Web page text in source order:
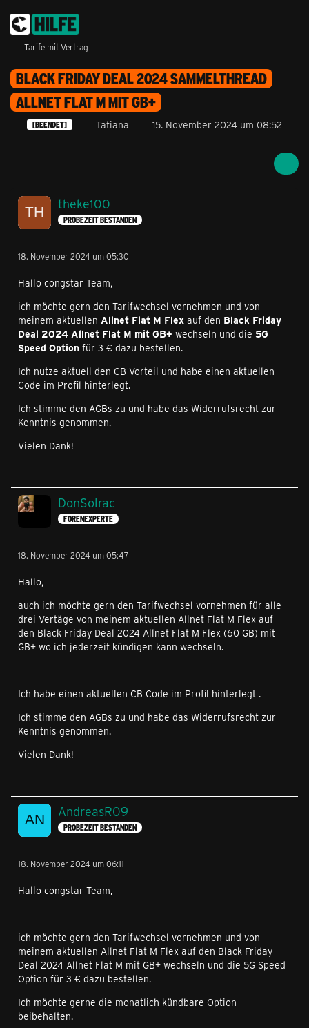
Tarife mit Vertrag
BLACK FRIDAY DEAL 2024 SAMMELTHREAD
ALLNET FLAT M MIT GB+
[BEENDET] Tatiana 15. November 2024 um 08:52
theke100
PROBEZEIT BESTANDEN
18. November 2024 um 05:30
Hallo congstar Team,
ich möchte gern den Tarifwechsel vornehmen und von
meinem aktuellen Allnet Flat M Flex auf den Black Friday
Deal 2024 Allnet Flat M mit GB+ wechseln und die 5G
Speed Option für 3 € dazu bestellen.
Ich nutze aktuell den CB Vorteil und habe einen aktuellen
Code im Profil hinterlegt.
Ich stimme den AGBs zu und habe das Widerrufsrecht zur
Kenntnis genommen.
Vielen Dank!
DonSolrac
FORENEXPERTE
18. November 2024 um 05:47
Hallo,
auch ich möchte gern den Tarifwechsel vornehmen für alle
drei Vertäge von meinem aktuellen Allnet Flat M Flex auf
den Black Friday Deal 2024 Allnet Flat M Flex (60 GB) mit
GB+ wo ich jederzeit kündigen kann wechseln.
Ich habe einen aktuellen CB Code im Profil hinterlegt .
Ich stimme den AGBs zu und habe das Widerrufsrecht zur
Kenntnis genommen.
Vielen Dank!
AndreasR09
PROBEZEIT BESTANDEN
18. November 2024 um 06:11
Hallo congstar Team,
ich möchte gern den Tarifwechsel vornehmen und von
meinem aktuellen Allnet Flat M Flex auf den Black Friday
Deal 2024 Allnet Flat M mit GB+ wechseln und die 5G Speed
Option für 3 € dazu bestellen.
Ich möchte gerne die monatlich kündbare Option
beibehalten.